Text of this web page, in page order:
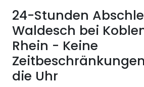
24-Stunden
Waldesch bei
Rhein - Keine
die Uhr